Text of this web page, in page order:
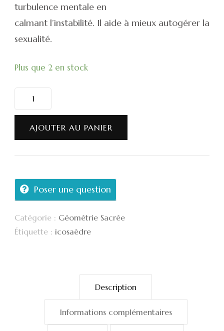
turbulence mentale en
calmant l’instabilité. Il aide à mieux autogérer la
sexualité.
Plus que 2 en stock
quantité
de
Icosaèdre
AJOUTER AU PANIER
Poser une question
Catégorie : Géométrie Sacrée
Étiquette : icosaèdre
Description
Informations complémentaires